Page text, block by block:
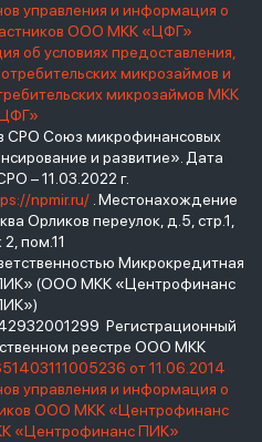
управления и информация о
ООО МКК «ЦФГ»
об условиях предоставления,
микрозаймов и
микрозаймов МКК
Союз микрофинансовых
и развитие». Дата
– 11.03.2022 г.
npmir.ru/. Местонахождение
Орликов переулок, д.5, стр.1,
пом.11
Микрокредитная
(ООО МКК «Центрофинанс
Регистрационный
реестре ООО МКК
от 11.06.2014
управления и информация о
ООО МКК «Центрофинанс
«Центрофинанс ПИК»